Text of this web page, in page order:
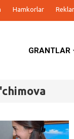
Hamkorlar
GRANTLAR